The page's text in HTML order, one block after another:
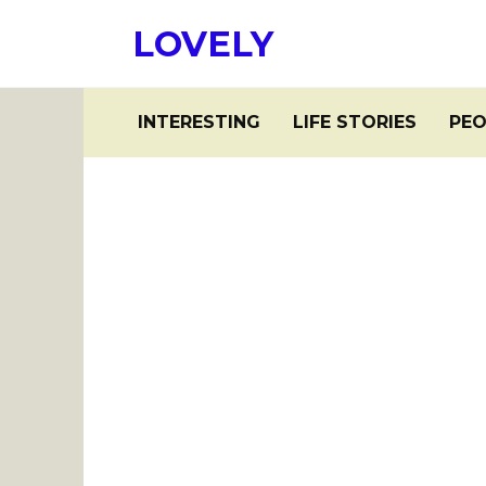
LOVELY
INTERESTING LIFE STORIES